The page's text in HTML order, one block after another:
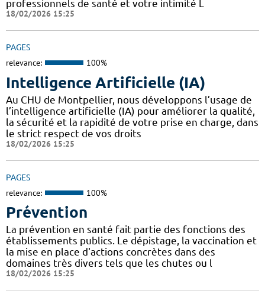
professionnels de santé et votre intimité L
18/02/2026 15:25
PAGES
relevance: 100%
Intelligence Artificielle (IA)
Au CHU de Montpellier, nous développons l’usage de
l’intelligence artificielle (IA) pour améliorer la qualité,
la sécurité et la rapidité de votre prise en charge, dans
le strict respect de vos droits
18/02/2026 15:25
PAGES
relevance: 100%
Prévention
La prévention en santé fait partie des fonctions des
établissements publics. Le dépistage, la vaccination et
la mise en place d'actions concrètes dans des
domaines très divers tels que les chutes ou l
18/02/2026 15:25